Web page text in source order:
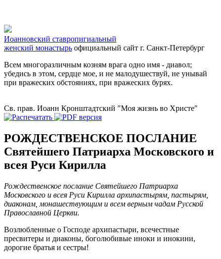
Иоанновский ставропигиальный
женский монастырь официальный сайт г. Санкт-Петербург
Всем многоразличным козням врага одно имя - диавол;
убедись в этом, сердце мое, и не малодушествуй, не унывай
при вражеских обстояниях, при вражеских бурях.
Св. прав. Иоанн Кронштадтский "Моя жизнь во Христе"
РОЖДЕСТВЕНСКОЕ ПОСЛАНИЕ
Святейшего Патриарха Московского и
всея Руси Кирилла
Рождественское послание Святейшего Патриарха
Московского и всея Руси Кирилла архипастырям, пастырям,
диаконам, монашествующим и всем верным чадам Русской
Православной Церкви.
Возлюбленные о Господе архипастыри, всечестные
пресвитеры и диаконы, боголюбивые иноки и инокини,
дорогие братья и сестры!